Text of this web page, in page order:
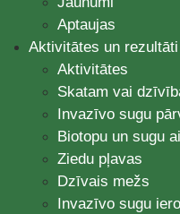
Aptaujas
Aktivitātes un rezultāti
Aktivitātes
Skatam vai
Invazīvo sugu
Biotopu un sugu
Ziedu pļavas
Dzīvais mežs
Invazīvo sugu